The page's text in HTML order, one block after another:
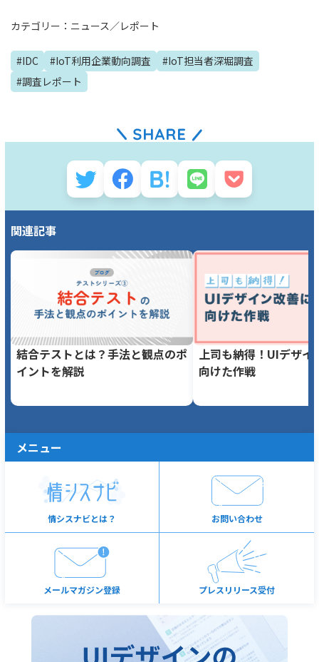
カテゴリー： ニュース ／レポート
#IDC #IoT利用企業動向調査 #IoT担当者深堀調査
#調査レポート
関連記事
結合テストとは？手法と観点のポ
イントを解説
上司も納得！UIデザイ
向けた作戦
メニュー
情シスナビとは？ お問い合わせ
メールマガジン登録 プレスリリース受付